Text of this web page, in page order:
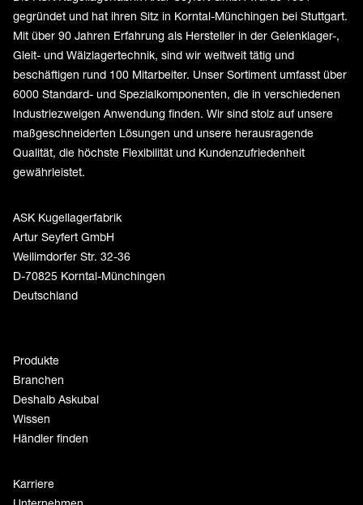
gegründet und hat ihren Sitz in Korntal-Münchingen bei Stuttgart.
Mit über 90 Jahren Erfahrung als Hersteller in der Gelenklager-,
Gleit- und Wälzlagertechnik, sind wir weltweit tätig und
beschäftigen rund 100 Mitarbeiter. Unser Sortiment umfasst über
6000 Standard- und Spezialkomponenten, die in verschiedenen
Industriezweigen Anwendung finden. Wir sind stolz auf unsere
maßgeschneiderten Lösungen und unsere herausragende
Qualität, die höchste Flexibilität und Kundenzufriedenheit
gewährleistet.
ASK Kugellagerfabrik
Artur Seyfert GmbH
Weilimdorfer Str. 32-36
D-70825 Korntal-Münchingen
Deutschland
Produkte
Branchen
Deshalb Askubal
Wissen
Händler finden
Karriere